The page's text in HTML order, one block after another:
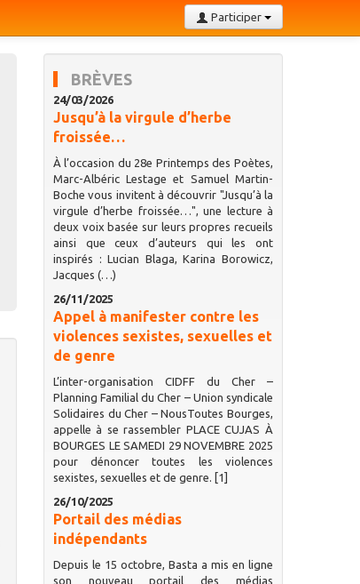
Participer
BRÈVES
24/03/2026
Jusqu’à la virgule d’herbe
froissée…
À l’occasion du 28e Printemps des Poètes,
Marc-Albéric Lestage et Samuel Martin-
Boche vous invitent à découvrir "Jusqu’à la
virgule d’herbe froissée…", une lecture à
deux voix basée sur leurs propres recueils
ainsi que ceux d’auteurs qui les ont
inspirés : Lucian Blaga, Karina Borowicz,
Jacques (…)
26/11/2025
Appel à manifester contre les
violences sexistes, sexuelles et
de genre
L’inter-organisation CIDFF du Cher –
Planning Familial du Cher – Union syndicale
Solidaires du Cher – NousToutes Bourges,
appelle à se rassembler PLACE CUJAS À
BOURGES LE SAMEDI 29 NOVEMBRE 2025
pour dénoncer toutes les violences
sexistes, sexuelles et de genre. [1]
26/10/2025
Portail des médias
indépendants
Depuis le 15 octobre, Basta a mis en ligne
son nouveau portail des médias